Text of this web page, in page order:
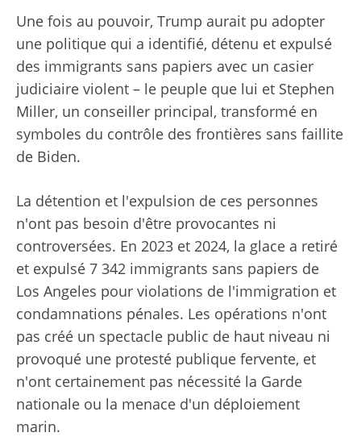
Une fois au pouvoir, Trump aurait pu adopter
une politique qui a identifié, détenu et expulsé
des immigrants sans papiers avec un casier
judiciaire violent – le peuple que lui et Stephen
Miller, un conseiller principal, transformé en
symboles du contrôle des frontières sans faillite
de Biden.
La détention et l'expulsion de ces personnes
n'ont pas besoin d'être provocantes ni
controversées. En 2023 et 2024, la glace a retiré
et expulsé 7 342 immigrants sans papiers de
Los Angeles pour violations de l'immigration et
condamnations pénales. Les opérations n'ont
pas créé un spectacle public de haut niveau ni
provoqué une protesté publique fervente, et
n'ont certainement pas nécessité la Garde
nationale ou la menace d'un déploiement
marin.